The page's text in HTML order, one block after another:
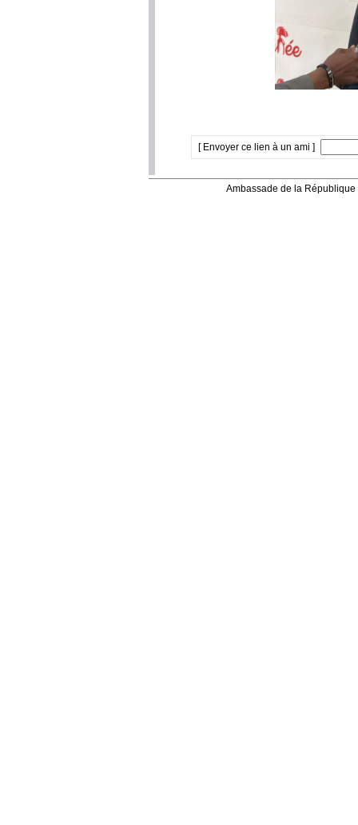
[ Envoyer ce lien à un ami ]
Ambassade de la